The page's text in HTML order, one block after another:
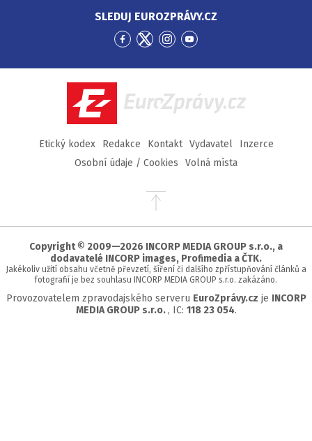
SLEDUJ EUROZPRÁVY.CZ
Přejít
Facebook
Přejít
Twitter
Přejít
Instagram
Přejít
YouTube
EuroZprávy.cz
Etický kodex Redakce Kontakt Vydavatel
Inzerce
Osobní údaje / Cookies
Volná místa
Přejít
stránky
Copyright © 2009—2026 INCORP MEDIA GROUP s.r.o., a
dodavatelé INCORP images, Profimedia a ČTK.
Jakékoliv užití obsahu včetně převzetí, šíření či dalšího zpřístupňování článků a
fotografií je bez souhlasu INCORP MEDIA GROUP s.r.o. zakázáno.
Provozovatelem zpravodajského serveru EuroZprávy.cz je INCORP
MEDIA GROUP s.r.o. , IC: 118 23 054.